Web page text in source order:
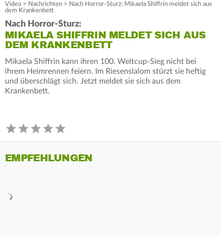
Video > Nachrichten > Nach Horror-Sturz: Mikaela Shiffrin meldet sich aus
dem Krankenbett
Nach Horror-Sturz:
MIKAELA SHIFFRIN MELDET SICH AUS
DEM KRANKENBETT
Mikaela Shiffrin kann ihren 100. Weltcup-Sieg nicht bei
ihrem Heimrennen feiern. Im Riesenslalom stürzt sie heftig
und überschlägt sich. Jetzt meldet sie sich aus dem
Krankenbett.
EMPFEHLUNGEN